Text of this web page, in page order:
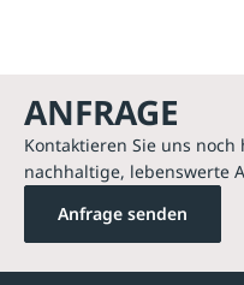
ANFRAGE
Kontaktieren Sie uns
nachhaltige, lebenswerte
Anfrage senden